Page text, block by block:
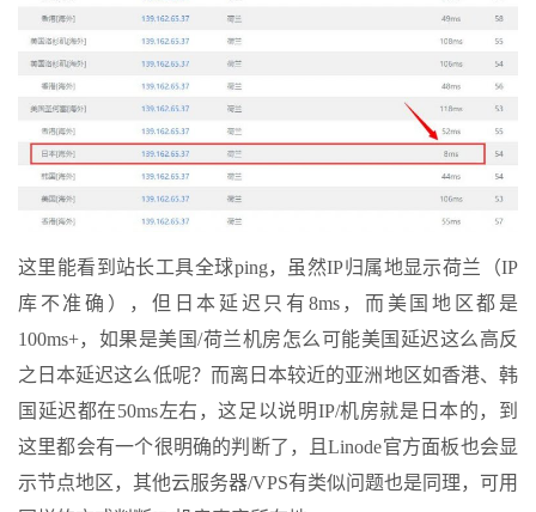
这里能看到站长工具全球ping，虽然IP归属地显示荷兰（IP
库不准确），但日本延迟只有8ms，而美国地区都是
100ms+，如果是美国/荷兰机房怎么可能美国延迟这么高反
之日本延迟这么低呢？而离日本较近的亚洲地区如香港、韩
国延迟都在50ms左右，这足以说明IP/机房就是日本的，到
这里都会有一个很明确的判断了，且Linode官方面板也会显
示节点地区，其他云服务器/VPS有类似问题也是同理，可用